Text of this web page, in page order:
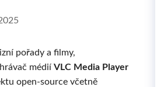
pořady a filmy,
médií VLC Media Player
open-source včetně